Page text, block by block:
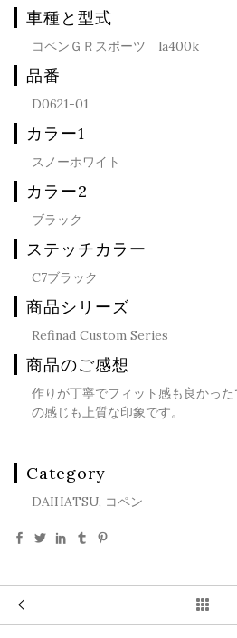
車種と型式
コペンＧＲスポーツ la400k
品番
D0621-01
カラー1
スノーホワイト
カラー2
ブラック
ステッチカラー
C7ブラック
商品シリーズ
Refinad Custom Series
商品のご感想
作りが丁寧でフィット感も良かっ
の感じも上質な印象です。
Category
DAIHATSU, コペン